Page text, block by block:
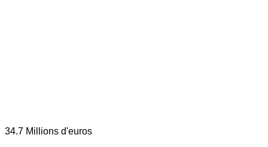
34.7 Millions d'euros